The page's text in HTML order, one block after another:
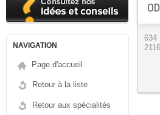
NAVIGATION
Page d'accueil
Retour à la liste
Retour aux spécialités
634